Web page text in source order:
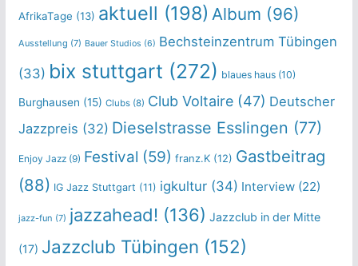
AfrikaTage (13) aktuell (198) Album (96)
Ausstellung (7) Bauer Studios (6) Bechsteinzentrum Tübingen
(33) bix stuttgart (272) blaues haus(10)
Burghausen (15) Clubs(8) Club Voltaire(47) Deutscher
Jazzpreis (32) Dieselstrasse Esslingen (77)
Enjoy Jazz(9) Festival (59) franz.K(12) Gastbeitrag
(88) IG Jazz Stuttgart (11) igkultur(34) Interview(22)
jazz-fun (7) jazzahead! (136) Jazzclub in der Mitte
(17) Jazzclub Tübingen (152)